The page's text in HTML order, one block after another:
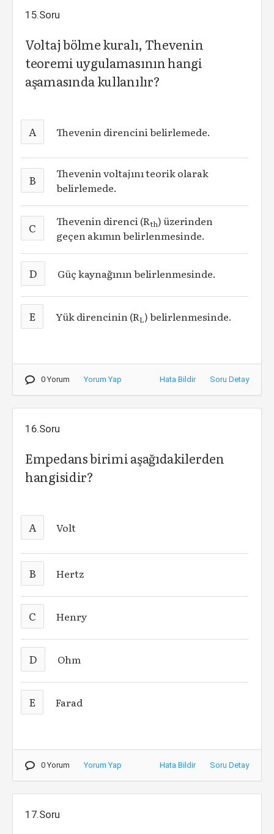
15.Soru
Voltaj bölme kuralı, Thevenin
teoremi uygulamasının hangi
aşamasında kullanılır?
A Thevenin direncini belirlemede.
B
Thevenin voltajını teorik olarak
belirlemede.
C Thevenin direnci (Rth) üzerinden
geçen akımın belirlenmesinde.
D Güç kaynağının belirlenmesinde.
E Yük direncinin (RL) belirlenmesinde.
0 Yorum Yorum Yap Hata Bildir Soru Detay
16.Soru
Empedans birimi aşağıdakilerden
hangisidir?
A Volt
B Hertz
C Henry
D Ohm
E Farad
0 Yorum Yorum Yap Hata Bildir Soru Detay
17.Soru